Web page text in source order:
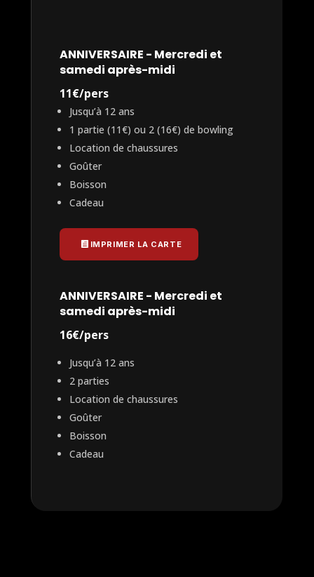
ANNIVERSAIRE - Mercredi et
samedi après-midi
11€/pers
Jusqu’à 12 ans
1 partie (11€) ou 2 (16€) de bowling
Location de chaussures
Goûter
Boisson
Cadeau
IMPRIMER LA CARTE
ANNIVERSAIRE - Mercredi et
samedi après-midi
16€/pers
Jusqu’à 12 ans
2 parties
Location de chaussures
Goûter
Boisson
Cadeau